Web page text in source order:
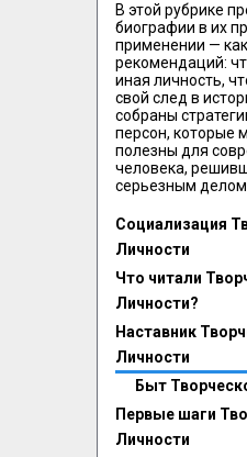
В этой рубрике
биографии в их
применении —
рекомендаций:
иная личность,
свой след в
собраны
персон, которые
полезны для
человека,
серьезным делом.
Социализация
Личности
Что читали
Личности?
Наставник
Личности
Быт
Первые шаги
Личности